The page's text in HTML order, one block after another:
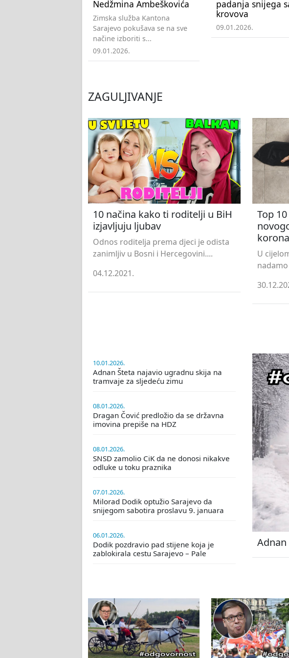
Nedžmina Ambeškovića
Zimska služba Kantona
Sarajevo pokušava se na sve
načine izboriti s...
09.01.2026.
padanja snijega
krovova
09.01.2026.
ZAGULJIVANJE
10 načina kako ti roditelji u BiH
izjavljuju ljubav
Odnos roditelja prema djeci je odista
zanimljiv u Bosni i Hercegovini....
04.12.2021.
Top
U
10.01.2026.
Adnan Šteta najavio ugradnu skija na
tramvaje za sljedeću zimu
08.01.2026.
Dragan Čović predložio da se državna
imovina prepiše na HDZ
08.01.2026.
SNSD zamolio CiK da ne donosi nikakve
odluke u toku praznika
07.01.2026.
Milorad Dodik optužio Sarajevo da
snijegom sabotira proslavu 9. januara
06.01.2026.
Dodik pozdravio pad stijene koja je
zablokirala cestu Sarajevo – Pale